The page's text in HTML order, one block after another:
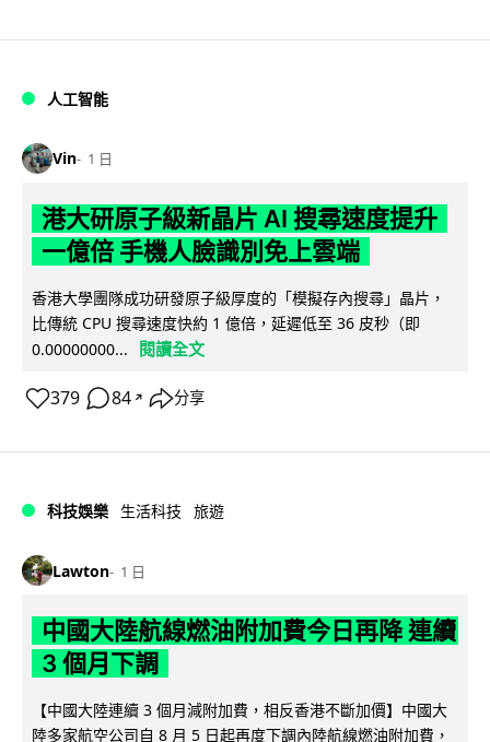
人工智能
Vin 1 日
港大研原子級新晶片 AI 搜尋速度提升
一億倍 手機人臉識別免上雲端
香港大學團隊成功研發原子級厚度的「模擬存內搜尋」晶片，
比傳統 CPU 搜尋速度快約 1 億倍，延遲低至 36 皮秒（即
0.00000000...
閱讀全文
379 84 ↗ 分享
科技娛樂 生活科技 旅遊
Lawton 1 日
中國大陸航線燃油附加費今日再降 連續
3 個月下調
【中國大陸連續 3 個月減附加費，相反香港不斷加價】中國大
陸多家航空公司自 8 月 5 日起再度下調內陸航線燃油附加費，